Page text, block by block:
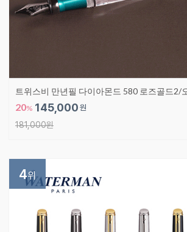
트위스비 만년필 다이아몬드 580 로즈골드2/
20% 145,000 원
181,000원
4위